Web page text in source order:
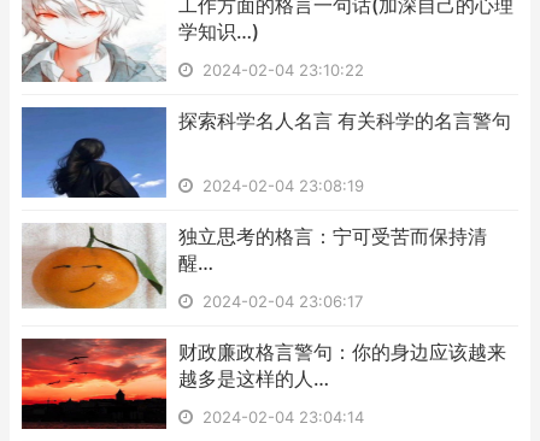
​工作方面的格言一句话(加深自己的心理
学知识…)
2024-02-04 23:10:22
​探索科学名人名言 有关科学的名言警句
2024-02-04 23:08:19
​独立思考的格言：宁可受苦而保持清
醒…
2024-02-04 23:06:17
​财政廉政格言警句：你的身边应该越来
越多是这样的人…
2024-02-04 23:04:14